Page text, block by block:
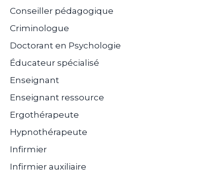
Conseiller pédagogique
Criminologue
Doctorant en Psychologie
Éducateur spécialisé
Enseignant
Enseignant ressource
Ergothérapeute
Hypnothérapeute
Infirmier
Infirmier auxiliaire